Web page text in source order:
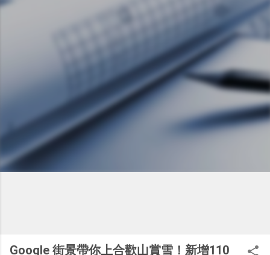
Google 街景帶你上合歡山賞雪！新增110